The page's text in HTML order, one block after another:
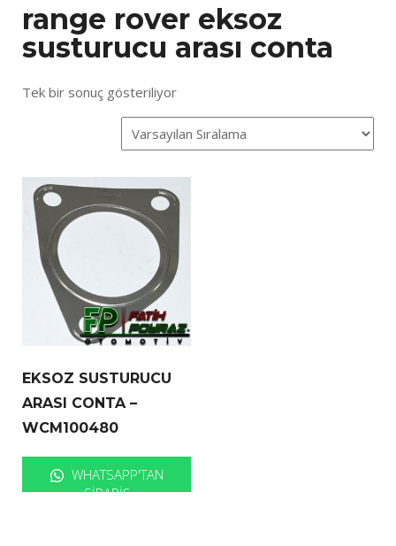
range rover eksoz
susturucu arası conta
Tek bir sonuç gösteriliyor
EKSOZ SUSTURUCU
ARASI CONTA –
WCM100480
WHATSAPP'TAN
SIPARIŞ